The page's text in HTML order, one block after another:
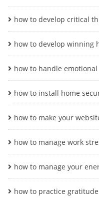
how to develop critical
how to develop winning
how to handle
how to install home
how to make your
how to manage work
how to manage your
how to practice gratitude